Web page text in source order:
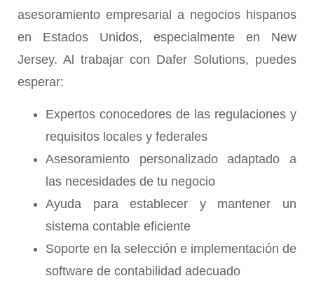
asesoramiento empresarial a negocios hispanos
en Estados Unidos, especialmente en New
Jersey. Al trabajar con Dafer Solutions, puedes
esperar:
Expertos conocedores de las regulaciones y
requisitos locales y federales
Asesoramiento personalizado adaptado a
las necesidades de tu negocio
Ayuda para establecer y mantener un
sistema contable eficiente
Soporte en la selección e implementación de
software de contabilidad adecuado